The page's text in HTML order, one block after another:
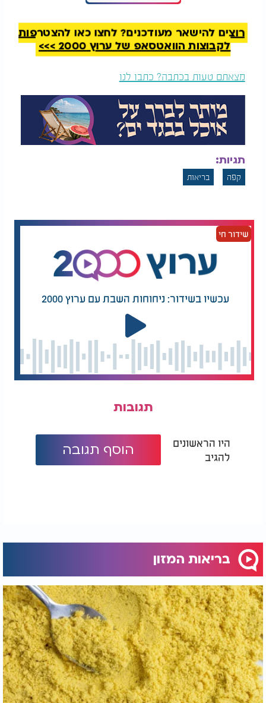
מפרקים קפאין לאט ומרגישים שתופעות הלוואי
מחמירות כאשר אתם צורכים קפאין ואשכולית באותו
היום, כדאי להימנע לחלוטין מהשילוב הזה", היא אומרת.
להימנע ממנה לחלוטין או להתייעץ עם הרוקח."
המלצות נוספות
לשלוח אתכם למיון
הושמד - זו הסיבה
עוד היא מציינת כי מיץ אשכוליות מרוכז יותר מהפרי
עצמו, ולכן הוא עלול להאריך עוד יותר את השפעת
הקפאין, להגביר צרבת ולהשפיע בצורה משמעותית
מלינה מלקאני, מומחית לתזונה, מסבירה כי אצל אנשים
הרגישים לקפאין ההשפעה עלולה להיות בולטת יותר.
"אצל אנשים שרגישים לקפאין, העובדה שהוא נשאר
בגוף זמן רב יותר עלולה לגרום לתחושת עודף קפאין,
לרעד, לחרדה או לתחושה שהלב פועם במהירות גם
שעות לאחר כוס הקפה האחרונה", היא אומרת. "הדבר גם
עד שעת השינה, אך אצל רוב האנשים מדובר בשינוי
מלבד השפעתה על הקפאין, אשכולית עלולה להשפיע
גם על תרופות. ד"ר מור מסביר כי אותו מנגנון שמאט את
לאלרגיה.
זומפאנו ממליצה לכל מי שנוטל תרופות להתייעץ עם
הרופא או הרוקח ולבדוק האם קיימת השפעה של
אשכולית על הטיפול שהוא מקבל.
גם מי שסובל מצרבת צריך להיזהר. "קפה בפני עצמו
עלול לגרום לצרבת משום שהוא מגביר את ייצור חומצת
הקיבה, בעוד שהקפאין מרפה את השסתום שמונע
מחומצת הקיבה לעלות אל הוושט", מסביר ד"ר מור.
"כאשר משלבים אותו עם אשכולית, שהיא פרי חומצי
באופן טבעי, למעשה מצרפים שני גורמים חומציים,
רוצים להישאר מעודכנים? לחצו כאן להצטרפות
לקבוצות הוואטסאפ של ערוץ 2000 >>>
מצאתם טעות בכתבה? כתבו לנו
תגיות:
קפה בריאות
שידור חי
עכשיו בשידור: ניחוחות השבת עם ערוץ 2000
תגובות
היו הראשונים
להגיב
הוסף תגובה
בריאות המזון